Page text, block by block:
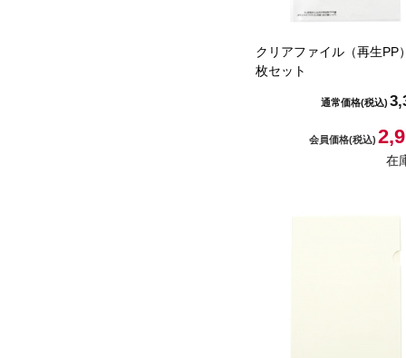
クリアファイル（再生PP
枚セット
通常価格(税込)
会員価格(税込)
在